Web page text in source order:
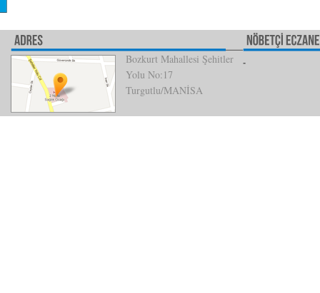
Bozkurt Mahallesi Şehitler
Yolu No:17
Turgutlu/MANİSA